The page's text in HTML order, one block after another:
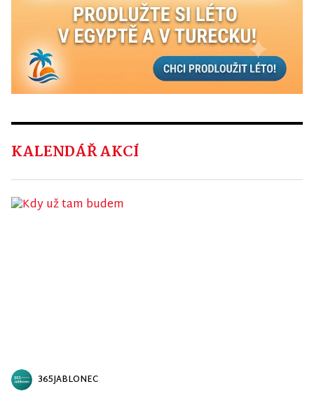
KALENDÁŘ AKCÍ
365JABLONEC